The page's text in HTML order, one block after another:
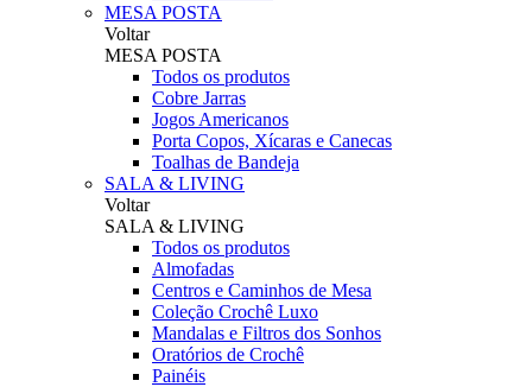
MESA POSTA
Voltar
MESA POSTA
Todos os produtos
Cobre Jarras
Jogos Americanos
Porta Copos, Xícaras e Canecas
Toalhas de Bandeja
SALA & LIVING
Voltar
SALA & LIVING
Todos os produtos
Almofadas
Centros e Caminhos de Mesa
Coleção Crochê Luxo
Mandalas e Filtros dos Sonhos
Oratórios de Crochê
Painéis